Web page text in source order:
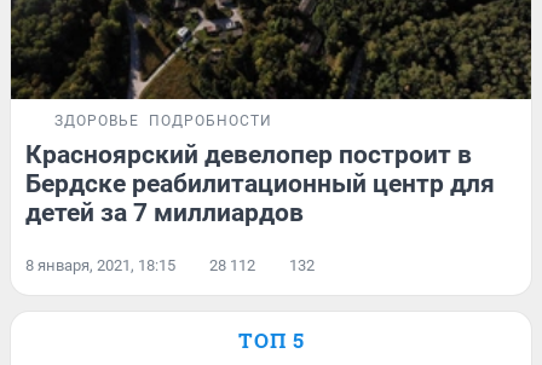
ЗДОРОВЬЕ ПОДРОБНОСТИ
Красноярский девелопер построит в
Бердске реабилитационный центр для
детей за 7 миллиардов
8 января, 2021, 18:15 28 112 132
ТОП 5